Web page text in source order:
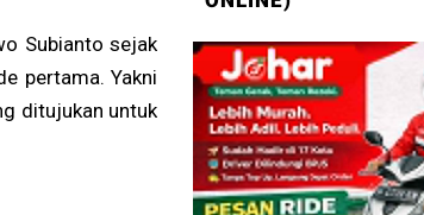
Subianto sejak
pertama. Yakni
ditujukan untuk